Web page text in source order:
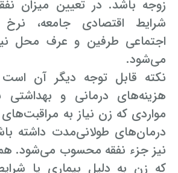
زوجه باشد. در تعیین میزان
شرایط اقتصادی جامعه، نرخ
اجتماعی طرفین و عرف محل
می‌شود.
نکته قابل توجه دیگر آن
هزینه‌های درمانی و
مواردی که زن نیاز به
درمان‌های طولانی‌مدت داشته
نیز جزء نفقه محسوب می‌شود.
که زن به دلیل بیماری یا